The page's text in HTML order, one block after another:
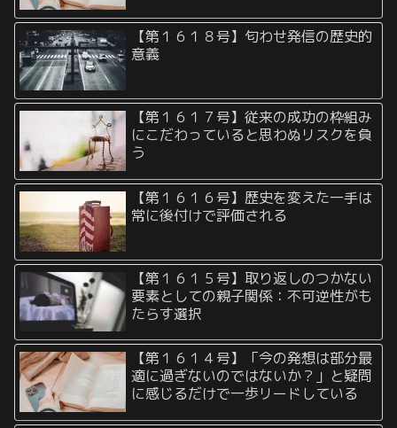
【第１６１８号】匂わせ発信の歴史的
意義
【第１６１７号】従来の成功の枠組み
にこだわっていると思わぬリスクを負
う
【第１６１６号】歴史を変えた一手は
常に後付けで評価される
【第１６１５号】取り返しのつかない
要素としての親子関係：不可逆性がも
たらす選択
【第１６１４号】「今の発想は部分最
適に過ぎないのではないか？」と疑問
に感じるだけで一歩リードしている